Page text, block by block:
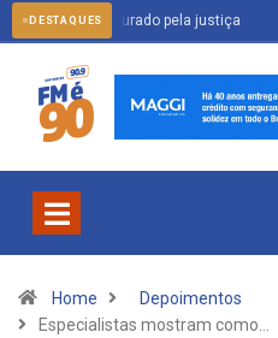
DESTAQUES
procurado pela justiça Queda
Home
Depoimentos
Especialistas mostram como…